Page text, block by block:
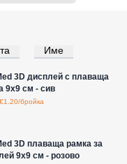
Име
за цени на едро
3D дисплей с плаваща
9x9 см - сив
бройка
3D плаваща рамка за
9x9 см - розово